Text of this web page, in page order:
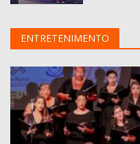
ENTRETENIMENTO